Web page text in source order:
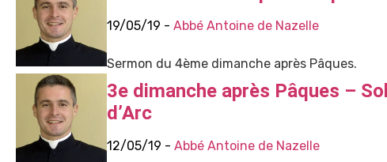
19/05/19 - Abbé Antoine de Nazelle
Sermon du 4ème dimanche après Pâques.
3e dimanche après Pâques –
d’Arc
12/05/19 - Abbé Antoine de Nazelle